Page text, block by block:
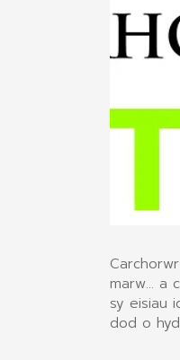
marw... a
sy eisiau
dod o